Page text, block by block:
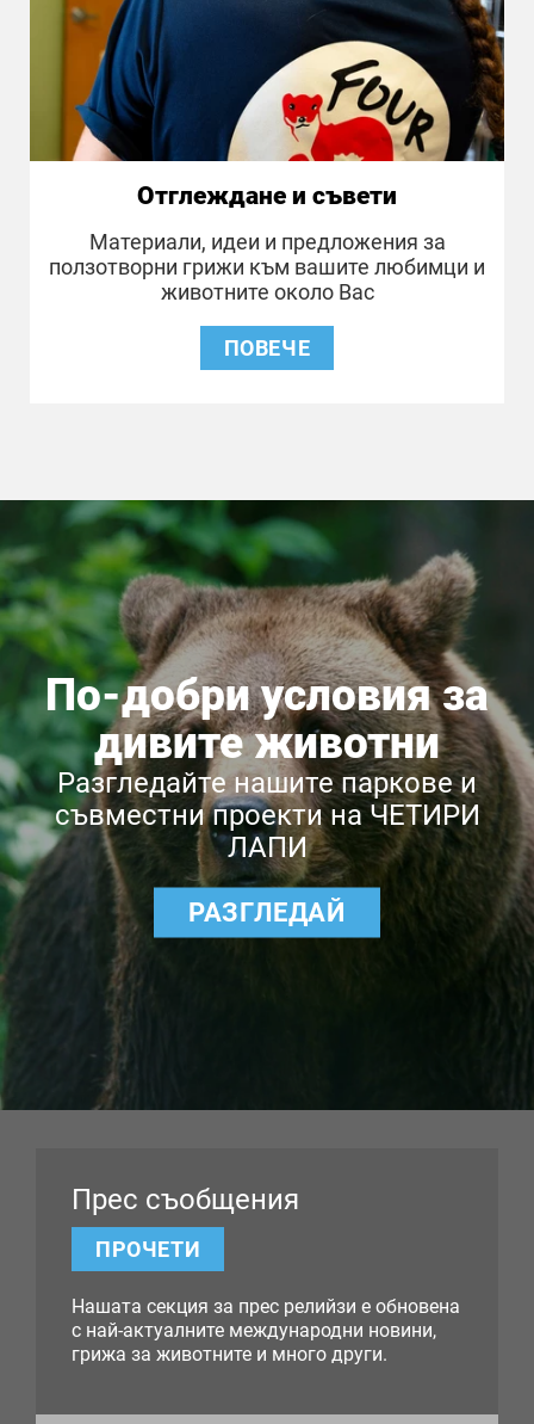
Отглеждане и съвети
Материали, идеи и предложения за
ползотворни грижи към вашите любимци и
животните около Вас
ПОВЕЧЕ
По-добри условия за
дивите животни
Разгледайте нашите паркове и
съвместни проекти на ЧЕТИРИ
ЛАПИ
РАЗГЛЕДАЙ
Прес съобщения
ПРОЧЕТИ
Нашата секция за прес релийзи е обновена
с най-актуалните международни новини,
грижа за животните и много други.